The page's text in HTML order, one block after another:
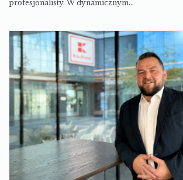
profesjonalisty. W dynamicznym…